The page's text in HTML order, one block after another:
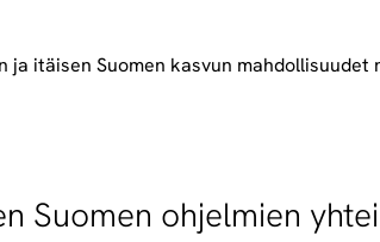
ja itäisen Suomen kasvun
Suomen ohjelmien